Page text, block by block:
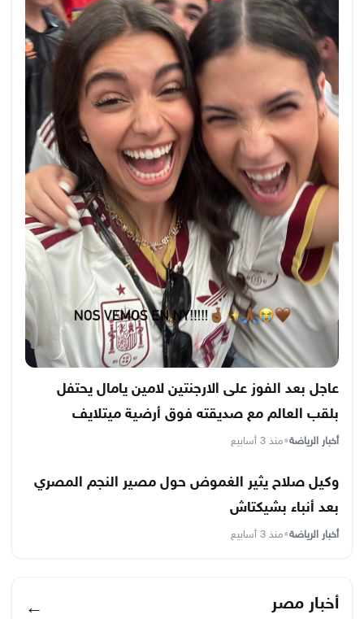
عاجل بعد الفوز على الارجنتين لامين يامال يحتفل
بلقب العالم مع صديقته فوق أرضية ميتلايف
أخبار الرياضة•منذ 3 أسابيع
وكيل صلاح يثير الغموض حول مصير النجم المصري
بعد أنباء بشيكتاش
أخبار الرياضة•منذ 3 أسابيع
أخبار مصر ←